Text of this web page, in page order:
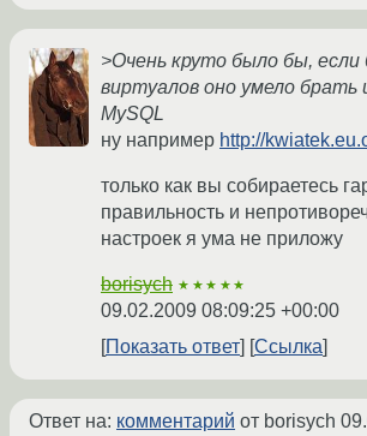
>Очень круто было бы,
виртуалов оно умело брать
MySQL
ну например http://
только как вы собираетесь
правильность и
настроек я ума не приложу
borisych ★★★★★
09.02.2009 08:09:25 +00:00
Показать ответ
Ссылка
Ответ на: комментарий от borisych